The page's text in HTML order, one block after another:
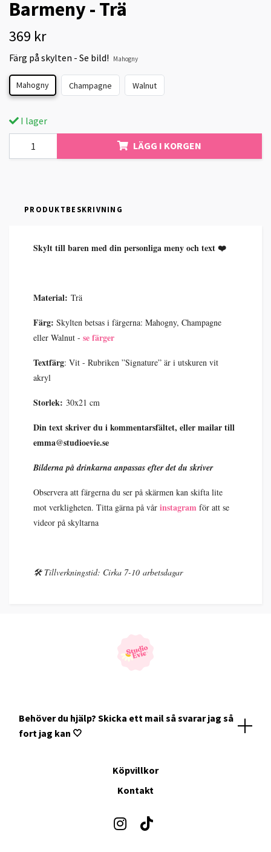
Barmeny - Trä
369 kr
Färg på skylten - Se bild! Mahogny
Mahogny Champagne Walnut
I lager
LÄGG I KORGEN
PRODUKTBESKRIVNING
Skylt till baren med din personliga meny och text ❤️
Material: Trä
Färg: Skylten betsas i färgerna: Mahogny, Champagne
eller Walnut - se färger
Textfärg: Vit - Rubriken ”Signature” är i utskuren vit
akryl
Storlek: 30x21 cm
Din text skriver du i kommentarsfältet, eller mailar till
emma@studioevie.se
Bilderna på drinkarna anpassas efter det du skriver
Observera att färgerna du ser på skärmen kan skifta lite
mot verkligheten. Titta gärna på vår instagram för att se
videor på skyltarna
🛠️ Tillverkningstid: Cirka 7-10 arbetsdagar
Behöver du hjälp? Skicka ett mail så svarar jag så
fort jag kan 🤍
Köpvillkor
Kontakt